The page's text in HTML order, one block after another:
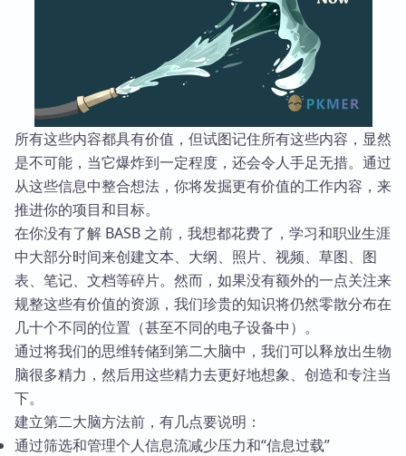
所有这些内容都具有价值，但试图记住所有这些内容，显然
是不可能，当它爆炸到一定程度，还会令人手足无措。通过
从这些信息中整合想法，你将发掘更有价值的工作内容，来
推进你的项目和目标。
在你没有了解 BASB 之前，我想都花费了，学习和职业生涯
中大部分时间来创建文本、大纲、照片、视频、草图、图
表、笔记、文档等碎片。然而，如果没有额外的一点关注来
规整这些有价值的资源，我们珍贵的知识将仍然零散分布在
几十个不同的位置（甚至不同的电子设备中）。
通过将我们的思维转储到第二大脑中，我们可以释放出生物
脑很多精力，然后用这些精力去更好地想象、创造和专注当
下。
建立第二大脑方法前，有几点要说明：
通过筛选和管理个人信息流减少压力和“信息过载”